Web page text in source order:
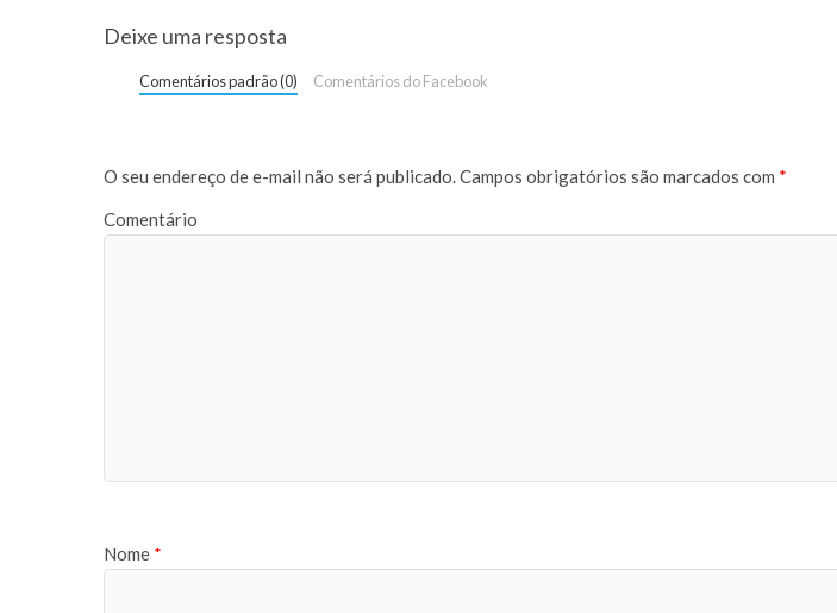
Deixe uma resposta
Comentários padrão (0) Comentários do Facebook
O seu endereço de e-mail não será publicado.Campos obrigatórios são marcados com *
Comentário
Nome *